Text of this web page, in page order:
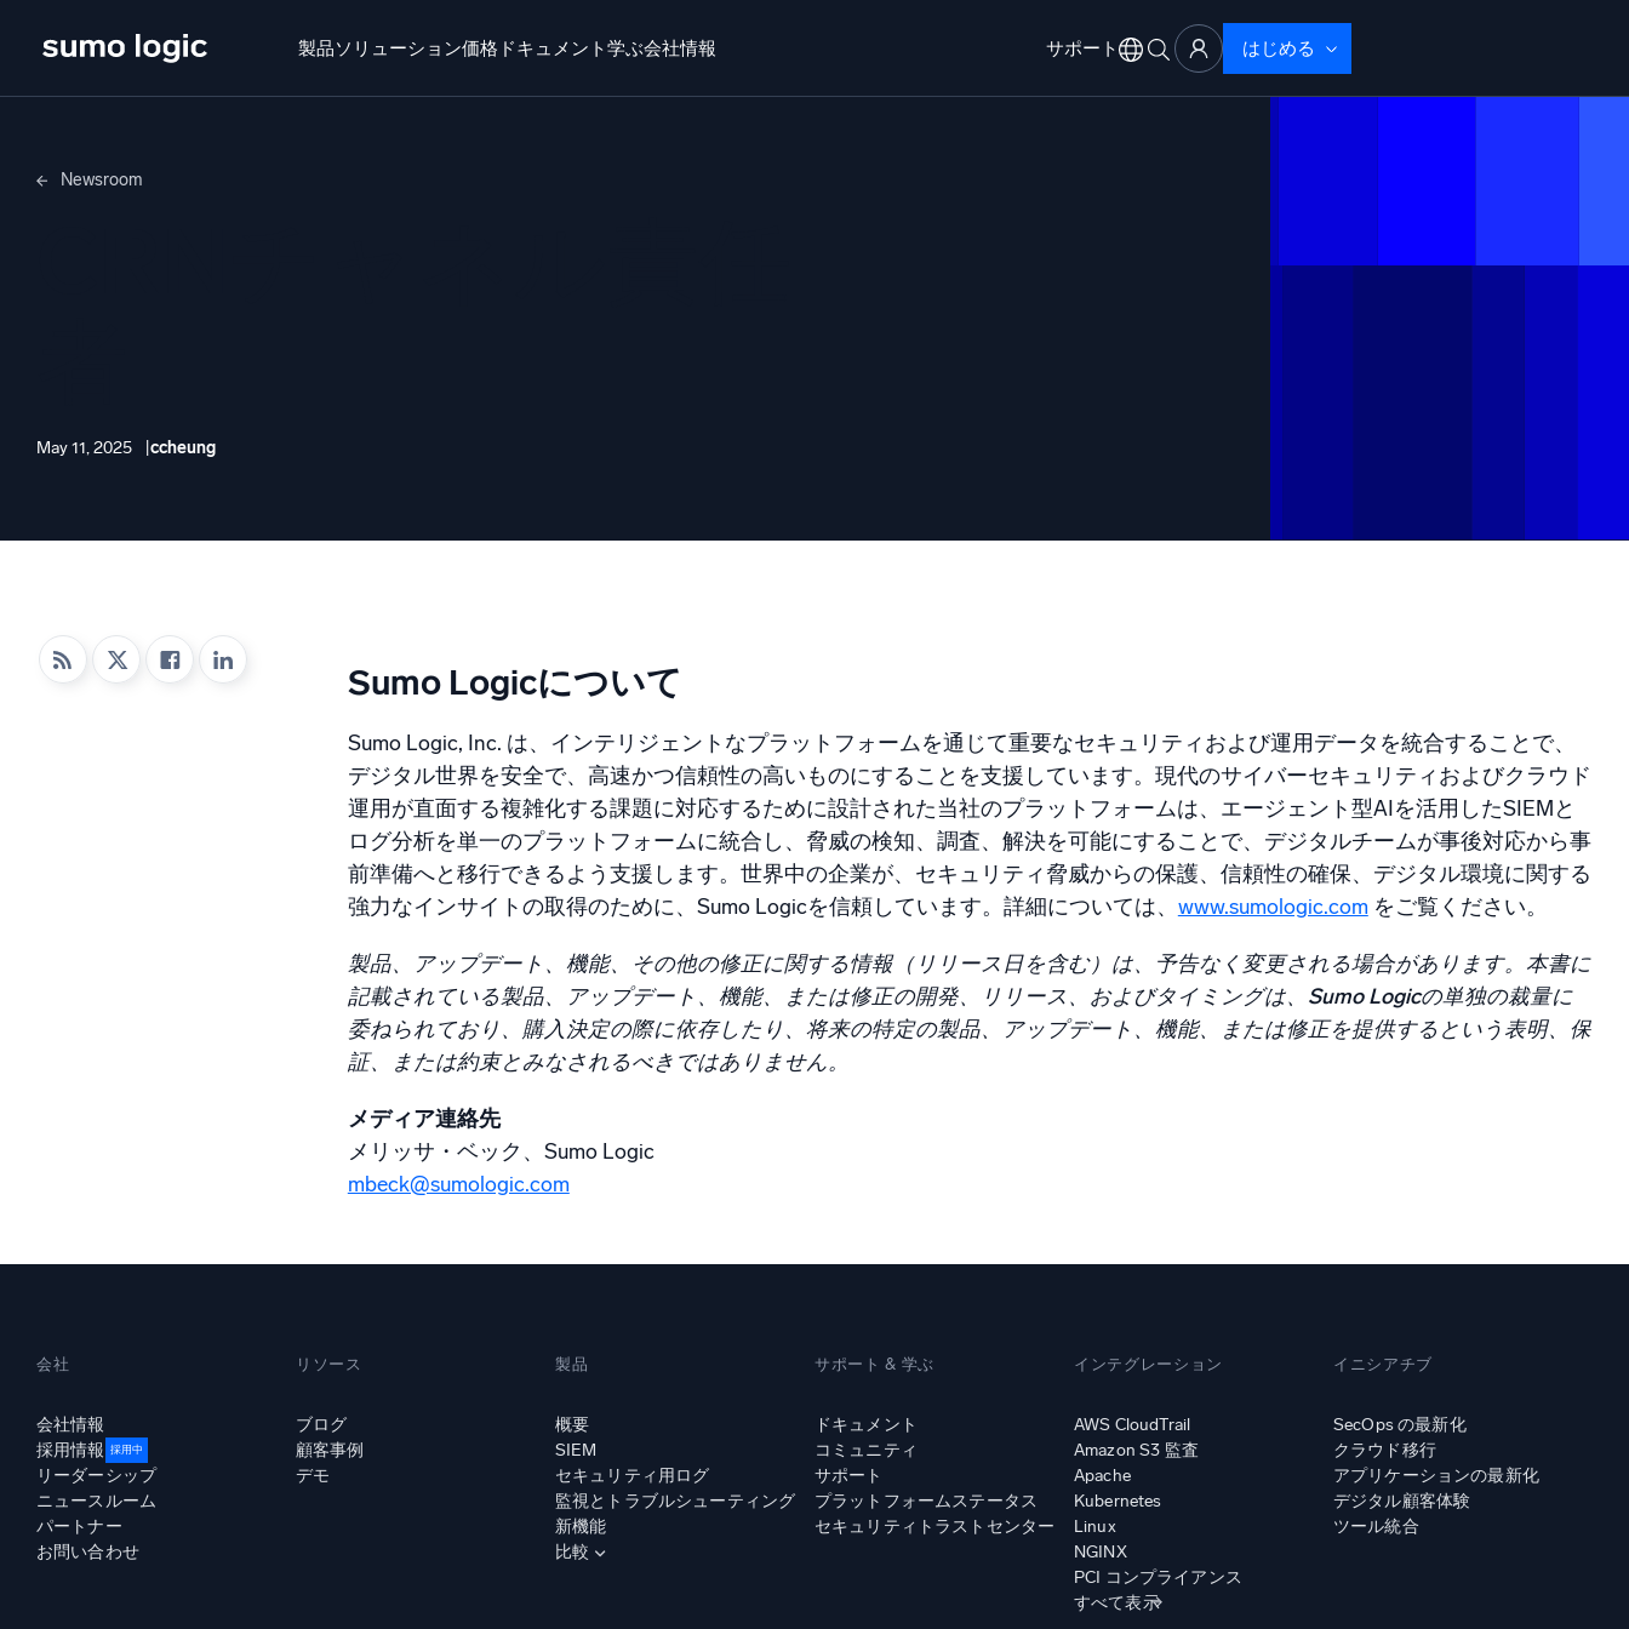
製品ソリューション価格 ドキュメント学ぶ会社情報 サポート はじめる
AI/ML 搭載
Newsroom
May 11, 2025 ccheung
Sumo Logicについて
Sumo Logic, Inc. は、インテリジェントなプラットフォームを通じて重要なセキュリティおよび運用データを統合することで、
デジタル世界を安全で、高速かつ信頼性の高いものにすることを支援しています。現代のサイバーセキュリティおよびクラウド
運用が直面する複雑化する課題に対応するために設計された当社のプラットフォームは、エージェント型AIを活用したSIEMと
ログ分析を単一のプラットフォームに統合し、脅威の検知、調査、解決を可能にすることで、デジタルチームが事後対応から事
前準備へと移行できるよう支援します。世界中の企業が、セキュリティ脅威からの保護、信頼性の確保、デジタル環境に関する
強力なインサイトの取得のために、Sumo Logicを信頼しています。詳細については、 www.sumologic.com をご覧ください。
製品、アップデート、機能、その他の修正に関する情報（リリース日を含む）は、予告なく変更される場合があります。本書に
記載されている製品、アップデート、機能、または修正の開発、リリース、およびタイミングは、Sumo Logicの単独の裁量に
委ねられており、購入決定の際に依存したり、将来の特定の製品、アップデート、機能、または修正を提供するという表明、保
証、または約束とみなされるべきではありません。
メディア連絡先
メリッサ・ベック、Sumo Logic
mbeck@sumologic.com
会社
会社情報
採用情報 採用中
リーダーシップ
ニュースルーム
パートナー
お問い合わせ
リソース
ブログ
顧客事例
デモ
製品
概要
SIEM
セキュリティ用ログ
監視とトラブルシューティング
新機能
比較
サポート & 学ぶ
ドキュメント
コミュニティ
サポート
プラットフォームステータス
セキュリティトラストセンター
インテグレーション
AWS CloudTrail
Amazon S3 監査
Apache
Kubernetes
Linux
NGINX
PCI コンプライアンス
すべて表示
イニシアチブ
SecOps の最新化
クラウド移行
アプリケーションの最新化
デジタル顧客体験
ツール統合